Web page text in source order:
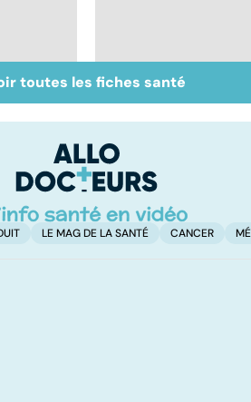
les
Presbytie :
choisir de se
toutes les fiches santé
LE MAG DE LA SANTÉ CANCER